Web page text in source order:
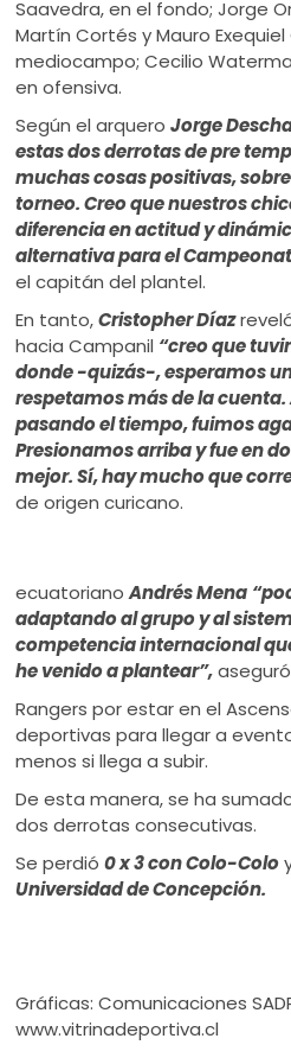
Saavedra, en el fondo; Jorge
Martín Cortés y Mauro Exequiel
mediocampo; Cecilio
en ofensiva.
Según el arqueroJorge
estas dos derrotas de pre
muchas cosas positivas,
torneo. Creo que nuestros
diferencia en actitud y
alternativa para el
el capitán del plantel.
En tanto,Cristopher Díaz
hacia Campanil “creo que
donde -quizás-, esperamos un
respetamos más de la
pasando el tiempo, fuimos
Presionamos arriba y fue en
mejor. Sí, hay mucho que
de origen curicano.
ecuatorianoAndrés Mena
adaptando al grupo y al
competencia internacional
he venido a plantear”,
Rangers por estar en el
deportivas para llegar a
menos si llega a subir.
De esta manera, se ha
dos derrotas consecutivas.
Se perdió0 x 3 con Colo-Colo
Universidad de Concepción.
Gráficas: Comunicaciones
www.vitrinadeportiva.cl